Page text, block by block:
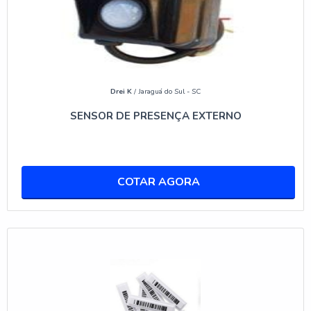
ATRIBUTOS DAS ETIQUETAS
ANTIFURTO
TIPOS DE ETIQUETAS: ADESIVA, RÍGIDA,
com suas próprias vantagens. Asetiquetas adesivas
As etiquetas rígidas oferecem maior segurança e são
reutilizáveis, sendo ótimas para roupas e acessórios. O
modelo Mini Pencil é discreto e eficaz, adequado para
itens de vestuário e acessórios menores.
DIFERENTES MERCADORIAS
A personalização é um diferencial importante das
Drei K / Jaraguá do Sul - SC
SENSOR DE PRESENÇA EXTERNO
COTAR AGORA